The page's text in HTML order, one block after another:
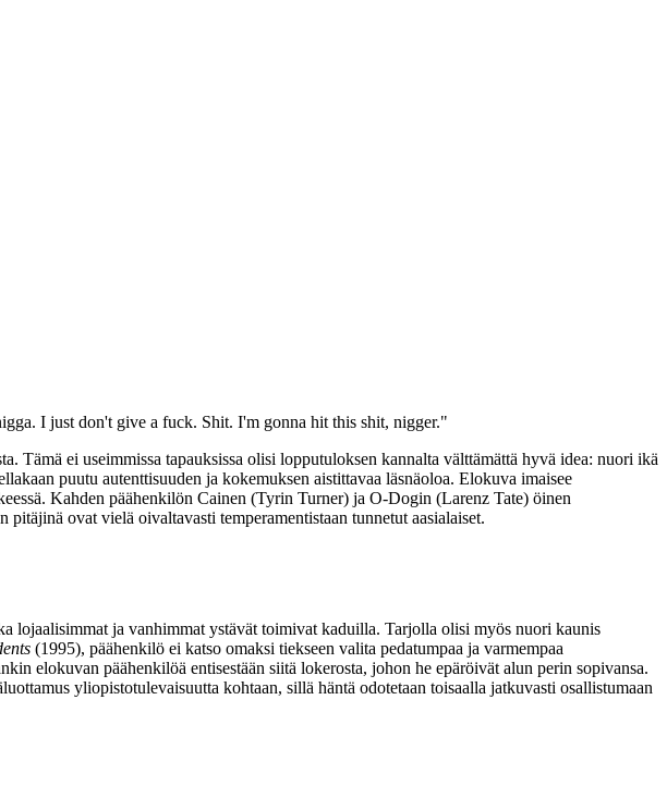
I just don't give a fuck. Shit. I'm gonna hit this shit, nigger."
Tämä ei useimmissa tapauksissa olisi lopputuloksen kannalta välttämättä hyvä idea: nuori ikä
puutu autenttisuuden ja kokemuksen aistittavaa läsnäoloa. Elokuva imaisee
Kahden päähenkilön Cainen (Tyrin Turner) ja O‑Dogin (Larenz Tate) öinen
ovat vielä oivaltavasti temperamentistaan tunnetut aasialaiset.
lojaalisimmat ja vanhimmat ystävät toimivat kaduilla. Tarjolla olisi myös nuori kaunis
(1995), päähenkilö ei katso omaksi tiekseen valita pedatumpaa ja varmempaa
elokuvan päähenkilöä entisestään siitä lokerosta, johon he epäröivät alun perin sopivansa.
yliopistotulevaisuutta kohtaan, sillä häntä odotetaan toisaalla jatkuvasti osallistumaan